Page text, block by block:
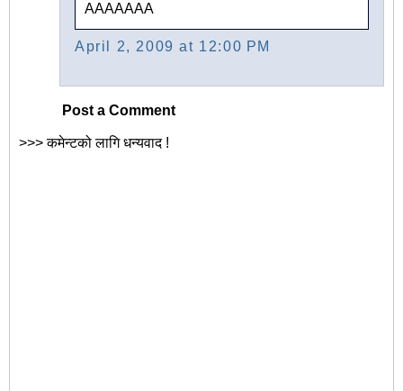
AAAAAAA
April 2, 2009 at 12:00 PM
Post a Comment
>>> कमेन्टको लागि धन्यवाद !